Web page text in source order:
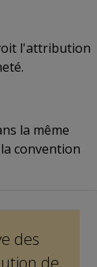
l'attribution
la même
convention
des
de